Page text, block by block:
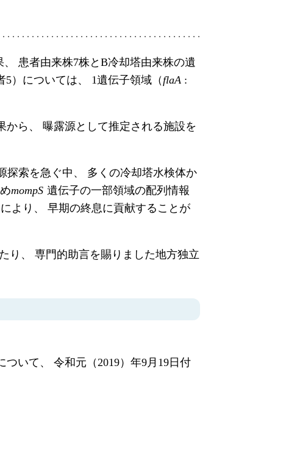
、 患者由来株7株とB冷却塔由来株の遺
）については、 1遺伝子領域（ flaA :
ら、 曝露源として推定される施設を
探索を急ぐ中、 多くの冷却塔水検体か
mompS 遺伝子の一部領域の配列情報
より、 早期の終息に貢献することが
り、 専門的助言を賜りました地方独立
いて、 令和元（2019）年9月19日付